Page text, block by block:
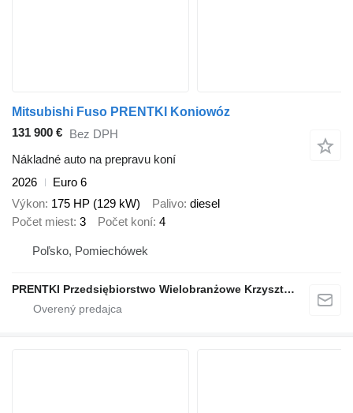
Mitsubishi Fuso PRENTKI Koniowóz
131 900 € Bez DPH
Nákladné auto na prepravu koní
2026
Euro 6
Výkon 175 HP (129 kW) Palivo diesel
Počet miest 3 Počet koní 4
Poľsko, Pomiechówek
PRENTKI Przedsiębiorstwo Wielobranżowe Krzysztof Prentki